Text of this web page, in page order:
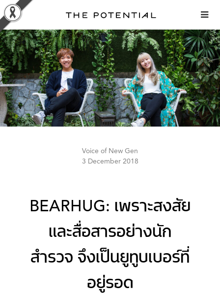
Skip
to
content
Voice of New Gen
3 December 2018
BEARHUG: เพราะสงสัย
และสื่อสารอย่างนัก
สำรวจ จึงเป็นยูทูบเบอร์ที่
อยู่รอด